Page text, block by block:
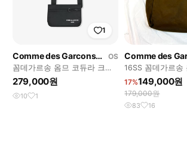
1
Comme des Garcons Homme
OS
꼼데가르송 옴므 코듀라 크로
스백
279,000원
10 1
16SS 꼼데가르송
로고 캔버스 토트백
17%149,000원
179,000원
83 16